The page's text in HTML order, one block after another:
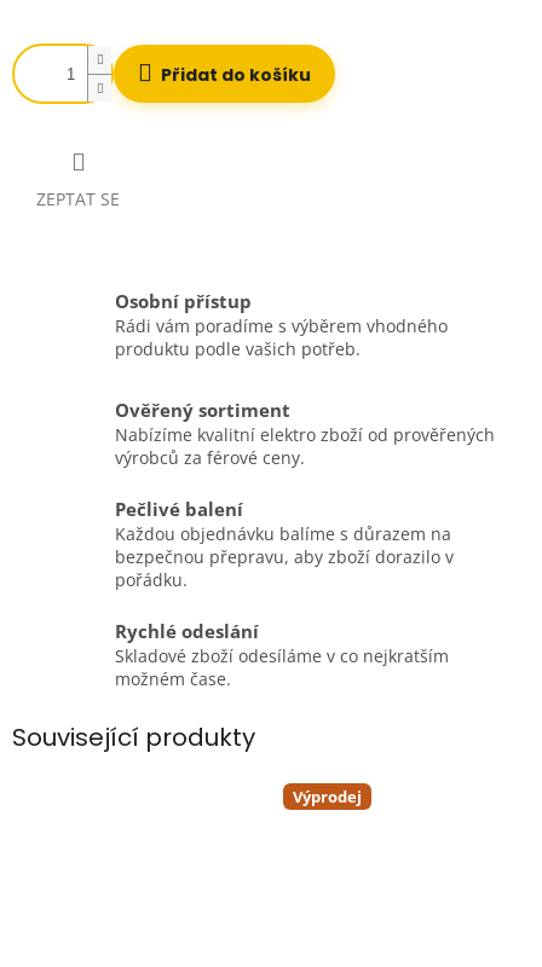
Přidat do košíku
ZEPTAT SE
Osobní přístup
Rádi vám poradíme s výběrem vhodného
produktu podle vašich potřeb.
Ověřený sortiment
Nabízíme kvalitní elektro zboží od prověřených
výrobců za férové ceny.
Pečlivé balení
Každou objednávku balíme s důrazem na
bezpečnou přepravu, aby zboží dorazilo v
pořádku.
Rychlé odeslání
Skladové zboží odesíláme v co nejkratším
možném čase.
Související produkty
Výprodej